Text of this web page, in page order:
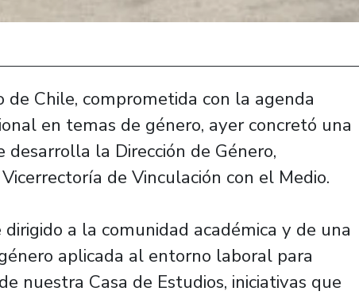
de Chile, comprometida con la agenda
en temas de género, ayer concretó una
la Dirección de Género,
de Vinculación con el Medio.
a la comunidad académica y de una
aplicada al entorno laboral para
nuestra Casa de Estudios, iniciativas que